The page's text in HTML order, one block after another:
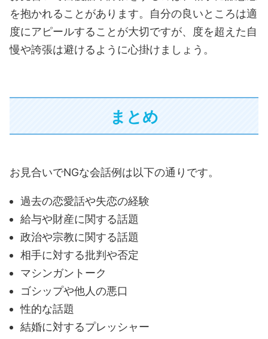
を抱かれることがあります。自分の良いところは適
度にアピールすることが大切ですが、度を超えた自
慢や誇張は避けるように心掛けましょう。
まとめ
お見合いでNGな会話例は以下の通りです。
過去の恋愛話や失恋の経験
給与や財産に関する話題
政治や宗教に関する話題
相手に対する批判や否定
マシンガントーク
ゴシップや他人の悪口
性的な話題
結婚に対するプレッシャー